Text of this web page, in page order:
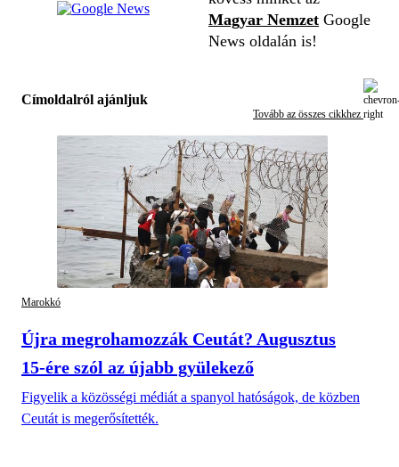
Magyar Nemzet Google
News oldalán is!
Címoldalról ajánljuk
Tovább az összes cikkhez
Marokkó
Újra megrohamozzák Ceutát? Augusztus
15-ére szól az újabb gyülekező
Figyelik a közösségi médiát a spanyol hatóságok, de közben
Ceutát is megerősítették.